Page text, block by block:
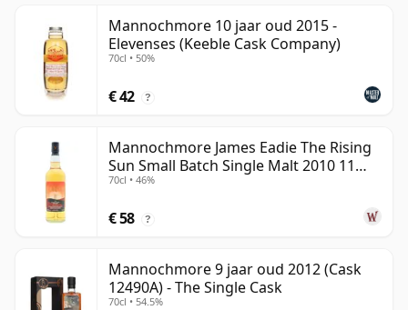
Mannochmore 10 jaar oud 2015 -
Elevenses (Keeble Cask Company)
70cl • 50%
€ 42 ?
Mannochmore James Eadie The Rising
Sun Small Batch Single Malt 2010 11
jaar oud
70cl • 46%
€ 58 ?
Mannochmore 9 jaar oud 2012 (Cask
12490A) - The Single Cask
70cl • 54.5%